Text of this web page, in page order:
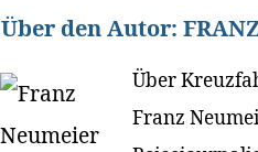
Über den Autor:
Über
Franz